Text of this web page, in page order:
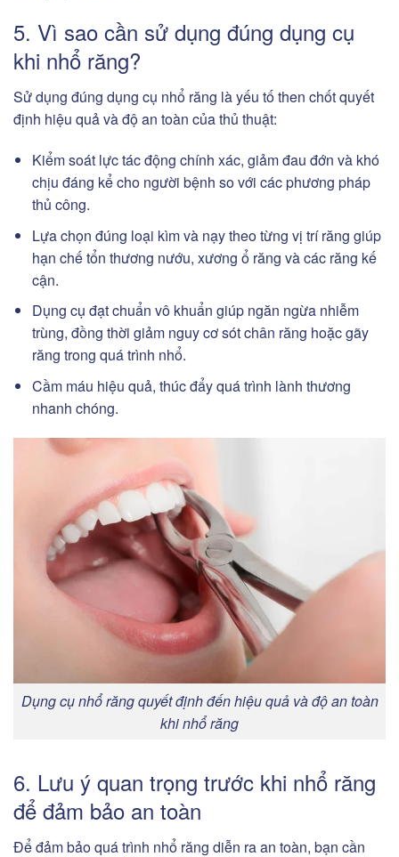
5. Vì sao cần sử dụng đúng dụng cụ
khi nhổ răng?
Sử dụng đúng dụng cụ nhổ răng là yếu tố then chốt quyết
định hiệu quả và độ an toàn của thủ thuật:
Kiểm soát lực tác động chính xác, giảm đau đớn và khó
chịu đáng kể cho người bệnh so với các phương pháp
thủ công.
Lựa chọn đúng loại kìm và nạy theo từng vị trí răng giúp
hạn chế tổn thương nướu, xương ổ răng và các răng kế
cận.
Dụng cụ đạt chuẩn vô khuẩn giúp ngăn ngừa nhiễm
trùng, đồng thời giảm nguy cơ sót chân răng hoặc gãy
răng trong quá trình nhổ.
Cầm máu hiệu quả, thúc đẩy quá trình lành thương
nhanh chóng.
Dụng cụ nhổ răng quyết định đến hiệu quả và độ an toàn
khi nhổ răng
6. Lưu ý quan trọng trước khi nhổ răng
để đảm bảo an toàn
Để đảm bảo quá trình nhổ răng diễn ra an toàn, bạn cần